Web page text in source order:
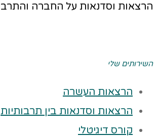
הרצאות וסדנאות על החברה
השירותים שלי
הרצאות העשרה
הרצאות וסדנאות בין תרבותיות
קורס דיגיטלי